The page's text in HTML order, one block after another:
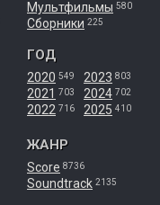
Мультфильмы 580
Сборники 225
ГОД
2020 549
2021 703
2022 716
2023 803
2024 702
2025 410
ЖАНР
Score 8736
Soundtrack 2135